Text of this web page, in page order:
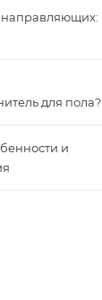
направляющих:
для пола?
и